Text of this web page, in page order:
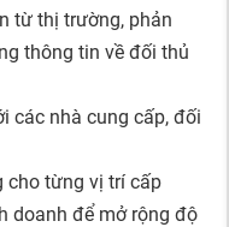
từ thị trường, phản
thông tin về đối thủ
các nhà cung cấp, đối
cho từng vị trí cấp
doanh để mở rộng độ